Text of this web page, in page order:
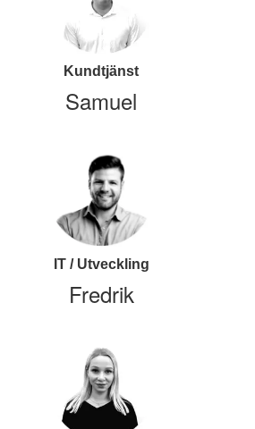
Kundtjänst
Samuel
IT / Utveckling
Fredrik